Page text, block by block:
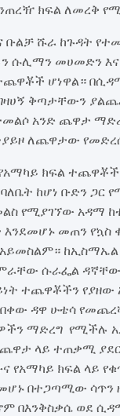
ክፍል ለመረቅ
ቡልቻ ሹራ ከጉዳት
ሱሊማን መሀመድን
ሆነዋል።
ገዛሀኝ ቅጣታቸውን
አንድ ጨዋታ
ለጨዋታው
ክፍል ተጨዋቾችን
ከሆነ ቡድን ጋር
የሚያገኘው አዳማ
መጠን የኳስ
ከኢስማኤል
ሱራፌል ዳኛቸው ፣
ተጨዋቾችን
ዳዋ ሁቴሳ
ማድረግ የሚችሉ
ጨዋታ ላይ ተጠቃሚ
የአማካይ ክፍል ላይ
በተጋጣሚው ሳጥን
በእንቅስቃሴ ወደ